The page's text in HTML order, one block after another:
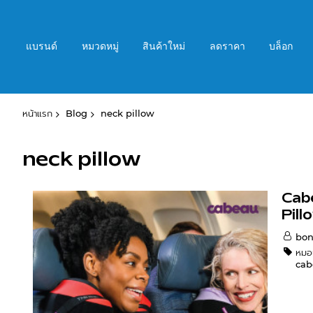
ที่แบรนด์ หมวดหมู่ สินค้าใหม่ ลดราคา บล็อก
หน้าแรก Blog neck pillow
neck pillow
หม